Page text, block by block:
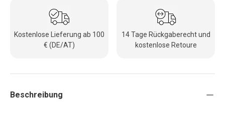
Kostenlose Lieferung ab 100
€ (DE/AT)
14 Tage Rückgaberecht und
kostenlose Retoure
Beschreibung